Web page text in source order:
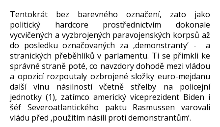
Tentokrát bez barevného označení, zato jako
politický hardcore prostřednictvím dokonale
vycvičených a vyzbrojených paravojenských korpsů až
do posledku označovaných za ‚demonstranty‘ - a
stranických přeběhlíků v parlamentu. Ti se přimkli ke
správné straně poté, co navzdory dohodě mezi vládou
a opozicí rozpoutaly ozbrojené složky euro-mejdanu
další vlnu násilností včetně střelby na policejní
jednotky (1), zatímco americký viceprezident Biden i
šéf Severoatlantického paktu Rasmussen varovali
vládu před ‚použitím násilí proti demonstrantům‘.